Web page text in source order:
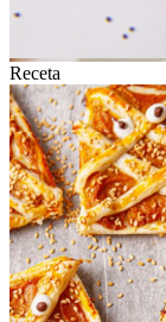
Receta